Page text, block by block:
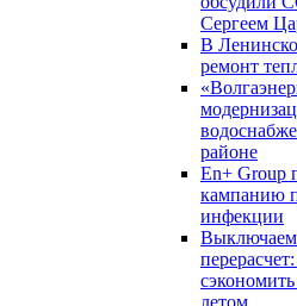
Сергеем
В
ремонт
районе
En+ Group
кампанию
инфекции
Выключаем